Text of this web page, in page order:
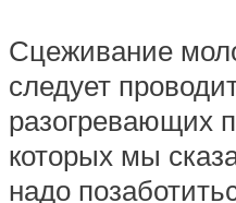
Сцеживание
следует
разогревающих
которых мы
надо